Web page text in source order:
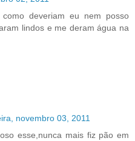
deveriam eu nem posso
lindos e me deram água na
novembro 03, 2011
esse,nunca mais fiz pão em